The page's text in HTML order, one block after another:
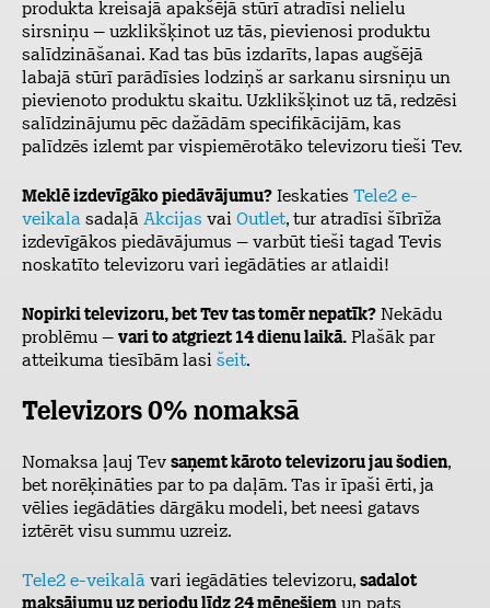
produkta kreisajā apakšējā stūrī atradīsi nelielu
sirsniņu – uzklikšķinot uz tās, pievienosi produktu
salīdzināšanai. Kad tas būs izdarīts, lapas augšējā
labajā stūrī parādīsies lodziņš ar sarkanu sirsniņu un
pievienoto produktu skaitu. Uzklikšķinot uz tā, redzēsi
salīdzinājumu pēc dažādām specifikācijām, kas
palīdzēs izlemt par vispiemērotāko televizoru tieši Tev.
Meklē izdevīgāko piedāvājumu? Ieskaties Tele2 e-
veikala sadaļā Akcijas vai Outlet, tur atradīsi šībrīža
izdevīgākos piedāvājumus – varbūt tieši tagad Tevis
noskatīto televizoru vari iegādāties ar atlaidi!
Nopirki televizoru, bet Tev tas tomēr nepatīk? Nekādu
problēmu – vari to atgriezt 14 dienu laikā. Plašāk par
atteikuma tiesībām lasi šeit.
Televizors 0% nomaksā
Nomaksa ļauj Tev saņemt kāroto televizoru jau šodien,
bet norēķināties par to pa daļām. Tas ir īpaši ērti, ja
vēlies iegādāties dārgāku modeli, bet neesi gatavs
iztērēt visu summu uzreiz.
Tele2 e-veikalā vari iegādāties televizoru, sadalot